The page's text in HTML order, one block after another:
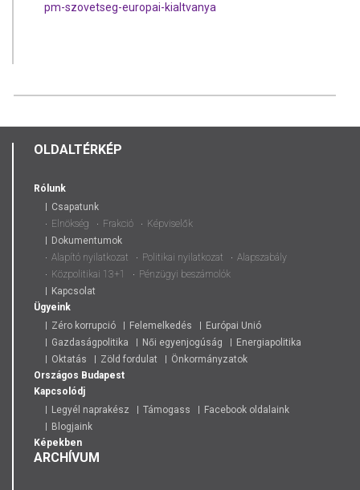
pm-szovetseg-europai-kialtvanya
OLDALTÉRKÉP
Rólunk
Csapatunk
Elnökség
Frakció
Képviselők
Dokumentumok
Alapító nyilatkozat
Politikai nyilatkozat
Alapszabály
Közpolitikai 13+1
Pénzügyi beszámolók
Kapcsolat
Ügyeink
Zéro korrupció
Felemelkedés
Európai Unió
Gazdaságpolitika
Női egyenjogúság
Energiapolitika
Oktatás
Zöld fordulat
Önkormányzatok
Országos Budapest
Kapcsolódj
Legyél naprakész
Támogass
Facebook oldalaink
Blogjaink
Képekben
ARCHÍVUM